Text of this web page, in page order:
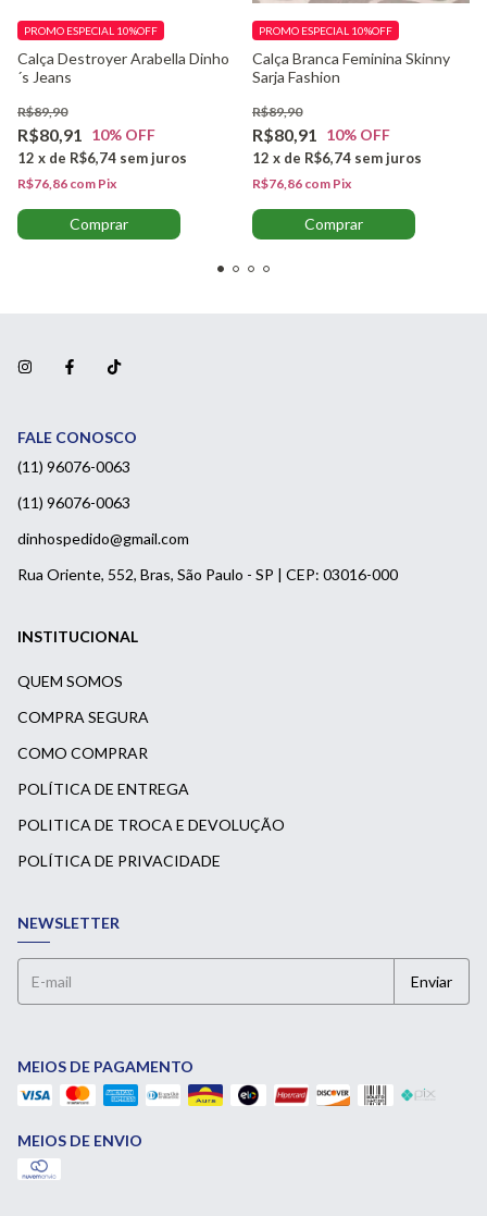
Calça Destroyer Arabella Dinho
´s Jeans
R$80,91
R$89,90
10% OFF
12 x de R$6,74 sem juros
PROMO ESPECIAL 10%OFF
R$76,86 com Pix
Comprar
Calça Branca Feminina Skinny
Sarja Fashion
R$80,91
R$89,90
10% OFF
12 x de R$6,74 sem juros
PROMO ESPECIAL 10%OFF
R$76,86 com Pix
Comprar
5511960760063
(11) 96076-0063
dinhospedido@gmail.com
Rua Oriente, 552, Bras, São Paulo - SP | CEP: 03016-000
INSTITUCIONAL
QUEM SOMOS
COMPRA SEGURA
COMO COMPRAR
POLÍTICA DE ENTREGA
POLITICA DE TROCA E DEVOLUÇÃO
POLÍTICA DE PRIVACIDADE
NEWSLETTER
MEIOS DE PAGAMENTO
MEIOS DE ENVIO